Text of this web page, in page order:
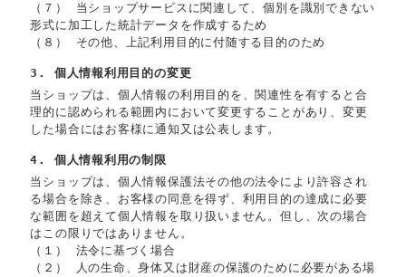
（７） 当ショップサービスに関連して、個別を識別できない
形式に加工した統計データを作成するため
（８） その他、上記利用目的に付随する目的のため
3. 個人情報利用目的の変更
当ショップは、個人情報の利用目的を、関連性を有すると合
理的に認められる範囲内において変更することがあり、変更
した場合にはお客様に通知又は公表します。
4. 個人情報利用の制限
当ショップは、個人情報保護法その他の法令により許容され
る場合を除き、お客様の同意を得ず、利用目的の達成に必要
な範囲を超えて個人情報を取り扱いません。但し、次の場合
はこの限りではありません。
（１） 法令に基づく場合
（２） 人の生命、身体又は財産の保護のために必要がある場